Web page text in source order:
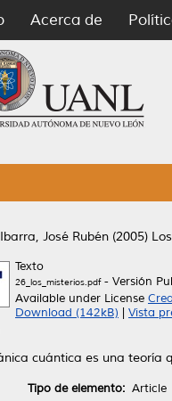
Acerca de
José Rubén (2005)
Texto
26_los_misterios.pdf- Versión
Available under License
Download (142kB)
Vista
cuántica es una teoría
Tipo de elemento: Article